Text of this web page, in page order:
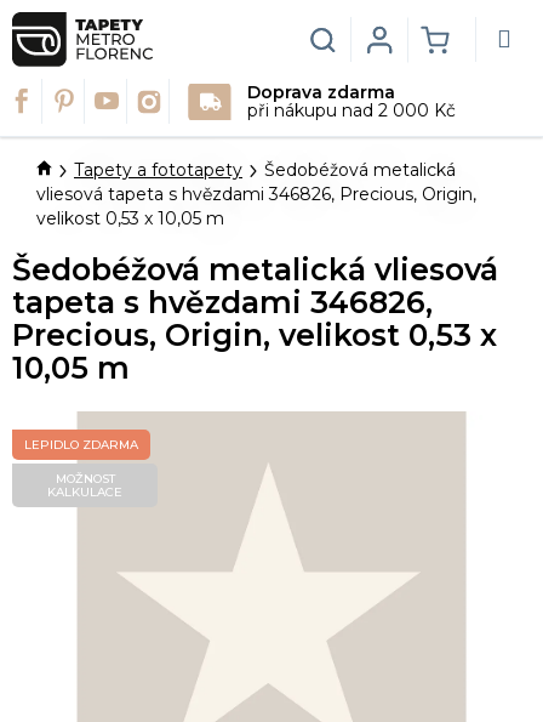
Přejít
na
obsah
Doprava zdarma
při nákupu nad 2 000 Kč
Hledat
KOŠÍK
Login
DomůTapety a fototapety
Šedobéžová metalická
vliesová tapeta s hvězdami 346826, Precious, Origin,
velikost 0,53 x 10,05 m
Šedobéžová metalická vliesová
tapeta s hvězdami 346826,
Precious, Origin, velikost 0,53 x
10,05 m
LEPIDLO ZDARMA
MOŽNOST
KALKULACE